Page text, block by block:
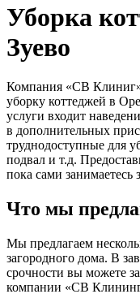
Уборка
Зуево
Компания «СВ Клиниг»
уборку коттеджей в
услуги входит
в дополнительных
труднодоступные для
подвал и т.д.
пока сами
Что мы
Мы предлагаем
загородного дома. В
срочности вы можете
компании «СВ